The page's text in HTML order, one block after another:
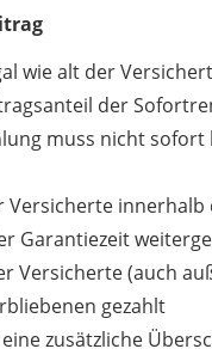
wie alt der
der
muss nicht
Garantiezeit
Versicherte (auch
gezahlt
zusätzliche